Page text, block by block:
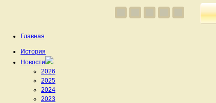
Главная
История
Новости
2026
2025
2024
2023